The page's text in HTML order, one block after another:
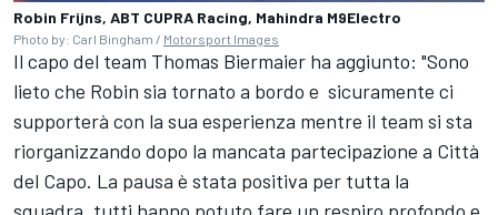
Robin Frijns, ABT CUPRA Racing, Mahindra M9Electro
Photo by: Carl Bingham / Motorsport Images
Il capo del team Thomas Biermaier ha aggiunto: "Sono
lieto che Robin sia tornato a bordo e sicuramente ci
supporterà con la sua esperienza mentre il team si sta
riorganizzando dopo la mancata partecipazione a Città
del Capo. La pausa è stata positiva per tutta la
squadra, tutti hanno potuto fare un respiro profondo e